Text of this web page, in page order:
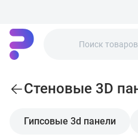
Стеновые 3D
Гипсовые 3d панели